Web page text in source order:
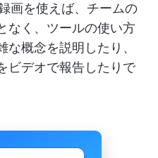
画を使えば、チームの
なく、ツールの使い方
概念を説明したり、
ビデオで報告したりで